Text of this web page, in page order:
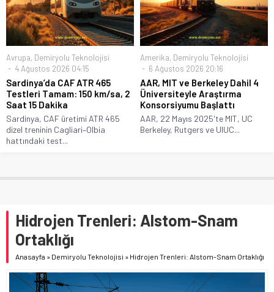
Avrupa, Demiryolu Teknolojisi
4 Ağustos 2026 04:15
Sardinya’da CAF ATR 465
Testleri Tamam: 150 km/sa, 2
Saat 15 Dakika
Sardinya, CAF üretimi ATR 465
dizel treninin Cagliari–Olbia
hattındaki test...
Amerika, Demiryolu Teknolojisi
6 Ağustos 2026 20:16
AAR, MIT ve Berkeley Dahil 4
Üniversiteyle Araştırma
Konsorsiyumu Başlattı
AAR, 22 Mayıs 2025'te MIT, UC
Berkeley, Rutgers ve UIUC...
Hidrojen Trenleri: Alstom-Snam
Ortaklığı
Anasayfa » Demiryolu Teknolojisi » Hidrojen Trenleri: Alstom-Snam Ortaklığı